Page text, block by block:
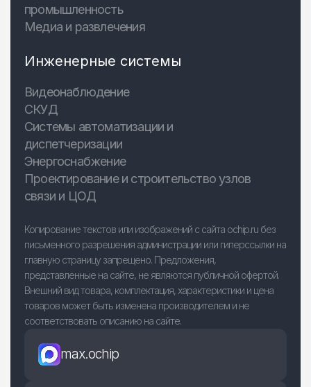
промышленность
Медиа и развлечения
Инженерные системы
Видеонаблюдение
СКУД
Системы автоматизации и
диспетчеризации
Энергоснабжение
Проектирование и строительство узлов
связи и ЦОД
Копирование текстов или изображений с сайта ochip.ru без
письменного разрешения администрации или гиперссылки на
главную страницу запрещено. Предложения,
представленные на сайте, не являются публичной офертой.
Внешний вид товара, комплектация, характеристики и цена
товаров может быть изменена производителем и не
соответствовать описанию на сайте.
max.ochip